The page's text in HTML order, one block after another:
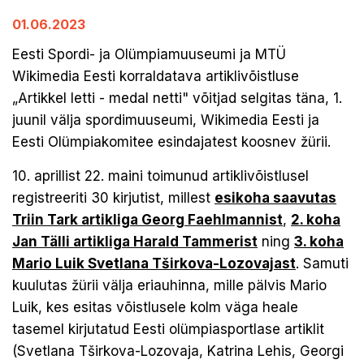
01.06.2023
Eesti Spordi- ja Olümpiamuuseumi ja MTÜ
Wikimedia Eesti korraldatava artiklivõistluse
„Artikkel letti - medal netti" võitjad selgitas täna, 1.
juunil välja spordimuuseumi, Wikimedia Eesti ja
Eesti Olümpiakomitee esindajatest koosnev žürii.
10. aprillist 22. maini toimunud artiklivõistlusel
registreeriti 30 kirjutist, millest esikoha saavutas
Triin Tark artikliga Georg Faehlmannist, 2. koha
Jan Tälli artikliga Harald Tammerist ning 3. koha
Mario Luik Svetlana Tširkova-Lozovajast. Samuti
kuulutas žürii välja eriauhinna, mille pälvis Mario
Luik, kes esitas võistlusele kolm väga heale
tasemel kirjutatud Eesti olümpiasportlase artiklit
(Svetlana Tširkova-Lozovaja, Katrina Lehis, Georgi